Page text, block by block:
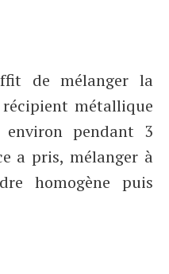
de mélanger la
métallique
pendant 3
a pris, mélanger à
homogène puis